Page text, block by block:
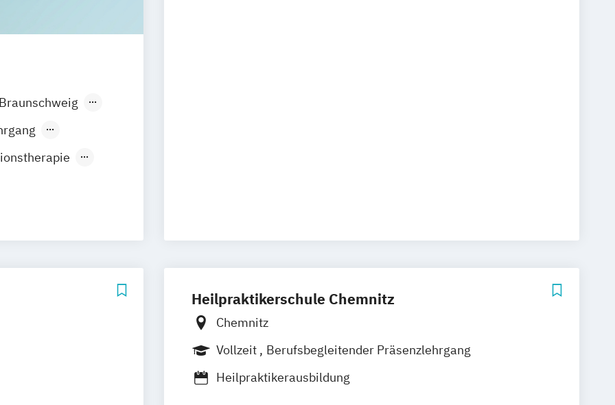
Braunschweig
Gießen
Karlsruhe
Paracelsus
Heilpraktikerschule Chemnitz
Chemnitz
Vollzeit
Berufsbegleitender Präsenzlehrgang
Heilpraktikerausbildung